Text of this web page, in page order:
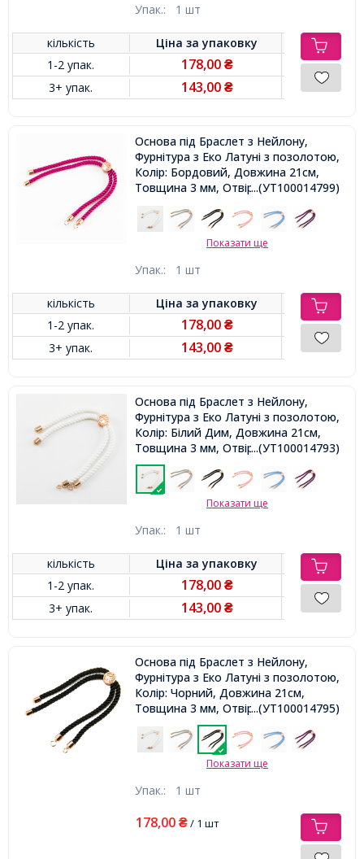
Упак.: 1 шт
кількість Ціна заупаковку
1-2 упак.
178,00 ₴
3+ упак. 143,00 ₴
Основа під Браслет з Нейлону,
Фурнітура з Еко Латуні з позолотою,
Колір: Бордовий, Довжина 21см,
Товщина 3 мм, Отвір 2.5мм,...(УТ100014799)
Показати ще
Упак.: 1 шт
кількість Ціна заупаковку
1-2 упак.
178,00 ₴
3+ упак. 143,00 ₴
Основа під Браслет з Нейлону,
Фурнітура з Еко Латуні з позолотою,
Колір: Білий Дим, Довжина 21см,
Товщина 3 мм, Отвір 2.5мм,...(УТ100014793)
Показати ще
Упак.: 1 шт
кількість Ціна заупаковку
1-2 упак.
178,00 ₴
3+ упак. 143,00 ₴
Основа під Браслет з Нейлону,
Фурнітура з Еко Латуні з позолотою,
Колір: Чорний, Довжина 21см,
Товщина 3 мм, Отвір 2.5мм,...(УТ100014795)
Показати ще
Упак.: 1 шт
178,00 ₴/ 1 шт